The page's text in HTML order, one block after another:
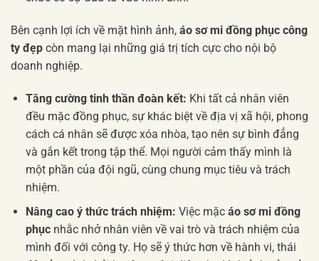
Bên cạnh lợi ích về mặt hình ảnh, áo sơ mi đồng phục công
ty đẹp còn mang lại những giá trị tích cực cho nội bộ
doanh nghiệp.
Tăng cường tinh thần đoàn kết: Khi tất cả nhân viên
đều mặc đồng phục, sự khác biệt về địa vị xã hội, phong
cách cá nhân sẽ được xóa nhòa, tạo nên sự bình đẳng
và gắn kết trong tập thể. Mọi người cảm thấy mình là
một phần của đội ngũ, cùng chung mục tiêu và trách
nhiệm.
Nâng cao ý thức trách nhiệm: Việc mặc áo sơ mi đồng
phụcnhắc nhở nhân viên về vai trò và trách nhiệm của
mình đối với công ty. Họ sẽ ý thức hơn về hành vi, thái